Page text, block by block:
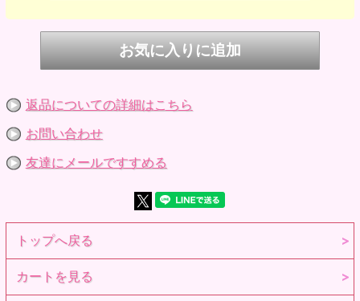
発売日
2019年10月
作家さんのコメントなど
姉妹でドール服と小物を製作しています
返品についての詳細はこちら
お問い合わせ
友達にメールですすめる
トップへ戻る
カートを見る